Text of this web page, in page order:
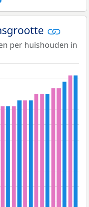
per huishouden in